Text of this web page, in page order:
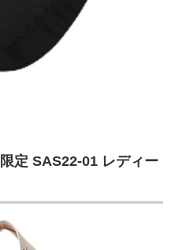
定 SAS22-01 レディー